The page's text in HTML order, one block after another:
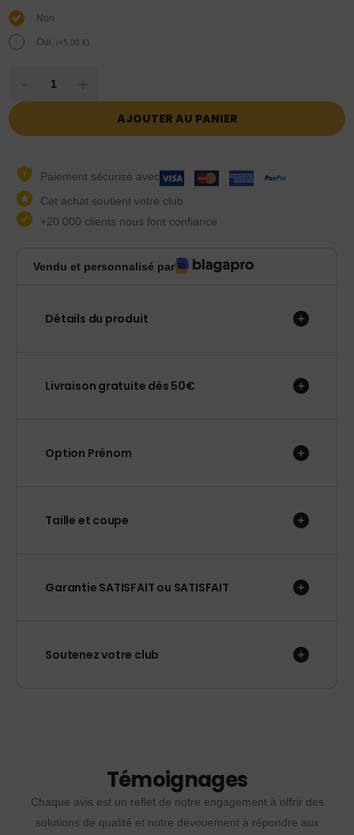
Non
Oui. (+5,00€)
AJOUTER AU PANIER
Paiement sécurisé avec
Cet achat soutient votre club
+20 000 clients nous font confiance
Vendu et personnalisé par
Détails du produit
Livraison gratuite dès 50€
Option Prénom
Taille et coupe
Garantie SATISFAIT ou SATISFAIT
Soutenez votre club
Témoignages
Chaque avis est un reflet de notre engagement à offrir des
solutions de qualité et notre dévouement à répondre aux